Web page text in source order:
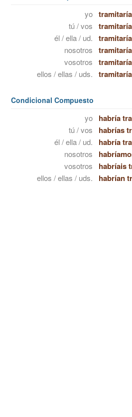
yo tramitaría
tú / vos
él / ella / ud. tramitaría
nosotros
vosotros
ellos / ellas / uds.
Condicional Compuesto
yo habría
tú / vos habrías
él / ella / ud. habría
nosotros
vosotros habríais
ellos / ellas / uds. habrían